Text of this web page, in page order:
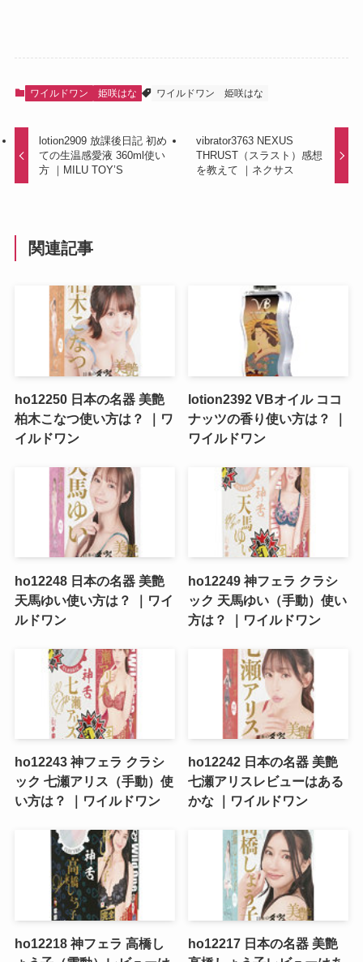
ワイルドワン 姫咲はな ワイルドワン 姫咲はな
lotion2909 放課後日記 初め
ての生温感愛液 360ml使い
方 ｜MILU TOY’S
vibrator3763 NEXUS
THRUST（スラスト）感想
を教えて ｜ネクサス
関連記事
ho12250 日本の名器 美艶
柏木こなつ使い方は？ ｜ワ
イルドワン
lotion2392 VBオイル ココ
ナッツの香り使い方は？ ｜
ワイルドワン
ho12248 日本の名器 美艶
天馬ゆい使い方は？ ｜ワイ
ルドワン
ho12249 神フェラ クラシ
ック 天馬ゆい（手動）使い
方は？ ｜ワイルドワン
ho12243 神フェラ クラシ
ック 七瀬アリス（手動）使
い方は？ ｜ワイルドワン
ho12242 日本の名器 美艶
七瀬アリスレビューはある
かな ｜ワイルドワン
ho12218 神フェラ 高橋し
ho12217 日本の名器 美艶